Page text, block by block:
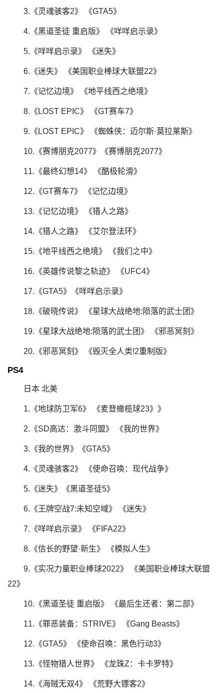
3.《灵魂骇客2》 《GTA5》
4.《黑道圣徒 重启版》 《咩咩启示录》
5.《咩咩启示录》 《迷失》
6.《迷失》 《美国职业棒球大联盟22》
7.《记忆边境》 《地平线西之绝境》
8.《LOST EPIC》 《GT赛车7》
9.《LOST EPIC》 《蜘蛛侠：迈尔斯·莫拉莱斯》
10.《赛博朋克2077》《赛博朋克2077》
11.《最终幻想14》 《酷极轮滑》
12.《GT赛车7》 《记忆边境》
13.《记忆边境》 《猎人之路》
14.《猎人之路》 《艾尔登法环》
15.《地平线西之绝境》 《我们之中》
16.《英雄传说黎之轨迹》 《UFC4》
17.《GTA5》《咩咩启示录》
18.《破晓传说》 《星球大战绝地:陨落的武士团》
19.《星球大战绝地:陨落的武士团》 《邪恶冥刻》
20.《邪恶冥刻》 《毁灭全人类!2重制版》
PS4
日本 北美
1.《地球防卫军6》 《麦登橄榄球23》》
2.《SD高达：激斗同盟》 《我的世界》
3.《我的世界》《GTA5》
4.《灵魂骇客2》 《使命召唤：现代战争》
5.《迷失》《黑道圣徒5》
6.《王牌空战7:未知空域》 《迷失》
7.《咩咩启示录》 《FIFA22》
8.《信长的野望·新生》 《模拟人生》
9.《实况力量职业棒球2022》 《美国职业棒球大联盟
22》
10.《黑道圣徒 重启版》 《最后生还者：第二部》
11.《罪恶装备：STRIVE》 《Gang Beasts》
12.《GTA5》 《使命召唤：黑色行动3》
13.《怪物猎人世界》 《龙珠Z：卡卡罗特》
14.《海贼无双4》 《荒野大镖客2》